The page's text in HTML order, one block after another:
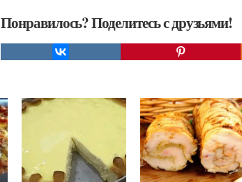
Понравилось? Поделитесь с друзьями!